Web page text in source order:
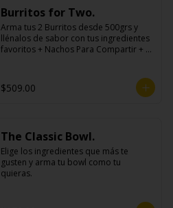
Burritos for Two.
Arma tus 2 Burritos desde 500grs y
llénalos de sabor con tus ingredientes
favoritos + Nachos Para Compartir + 2
$509.00
The Classic Bowl.
Elige los ingredientes que más te
gusten y arma tu bowl como tu
quieras.